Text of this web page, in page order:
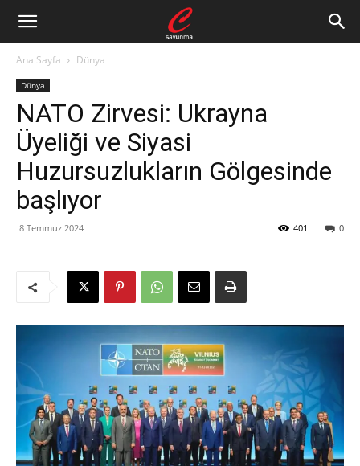
Ana Sayfa Dünya
Dünya
NATO Zirvesi: Ukrayna
Üyeliği ve Siyasi
Huzursuzlukların Gölgesinde
başlıyor
8 Temmuz 2024 0
401